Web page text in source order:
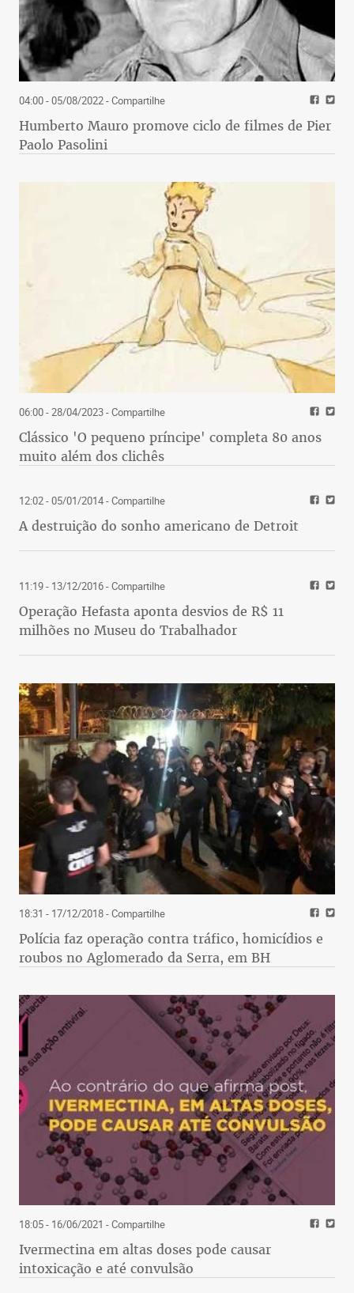
04:00 - 05/08/2022- Compartilhe
Humberto Mauro promove ciclo de filmes de Pier
Paolo Pasolini
06:00 - 28/04/2023- Compartilhe
Clássico 'O pequeno príncipe' completa 80 anos
muito além dos clichês
12:02 - 05/01/2014- Compartilhe
A destruição do sonho americano de Detroit
11:19 - 13/12/2016- Compartilhe
Operação Hefasta aponta desvios de R$ 11
milhões no Museu do Trabalhador
18:31 - 17/12/2018- Compartilhe
Polícia faz operação contra tráfico, homicídios e
roubos no Aglomerado da Serra, em BH
18:05 - 16/06/2021 - Compartilhe
Ivermectina em altas doses pode causar
intoxicação e até convulsão